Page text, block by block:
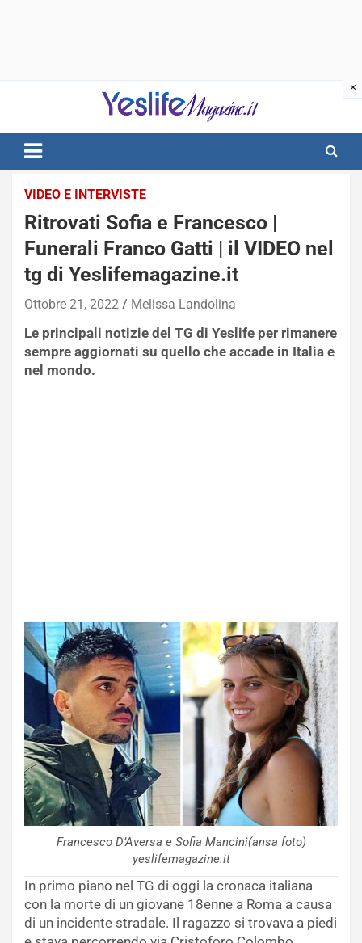
notizie di intrattenimento
VIDEO E INTERVISTE
Ritrovati Sofia e Francesco |
Funerali Franco Gatti | il VIDEO nel
tg di Yeslifemagazine.it
Ottobre 21, 2022 Melissa Landolina
Le principali notizie del TG di Yeslife per rimanere
sempre aggiornati su quello che accade in Italia e
nel mondo.
Francesco D’Aversa e Sofia Mancini(ansa foto)
yeslifemagazine.it
In primo piano nel TG di oggi la cronaca italiana
con la morte di un giovane 18enne a Roma a causa
di un incidente stradale. Il ragazzo si trovava a piedi